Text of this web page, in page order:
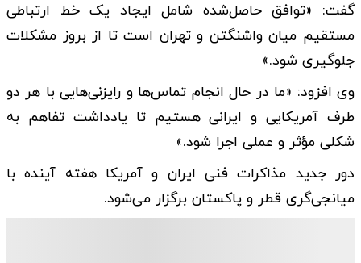
گفت: «توافق حاصل‌شده شامل ایجاد یک خط ارتباطی
مستقیم میان واشنگتن و تهران است تا از بروز مشکلات
جلوگیری شود.»
وی افزود: «ما در حال انجام تماس‌ها و رایزنی‌هایی با هر دو
طرف آمریکایی و ایرانی هستیم تا یادداشت تفاهم به
شکلی مؤثر و عملی اجرا شود.»
دور جدید مذاکرات فنی ایران و آمریکا هفته آینده با
میانجی‌گری قطر و پاکستان برگزار می‌شود.